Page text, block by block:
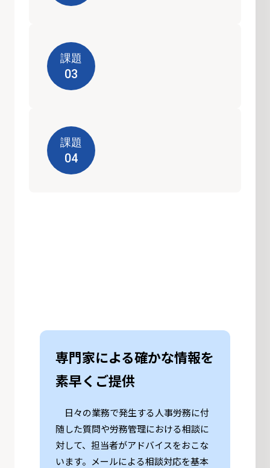
課題
03
課題
04
専門家による確かな情報を
素早くご提供
日々の業務で発生する人事労務に付
随した質問や労務管理における相談に
対して、担当者がアドバイスをおこな
います。メールによる相談対応を基本